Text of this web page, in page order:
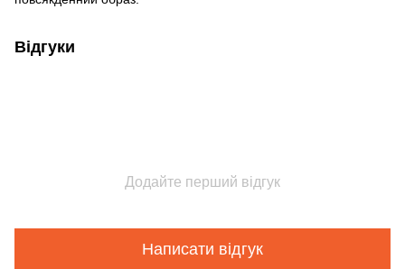
Відгуки
Додайте перший відгук
Написати відгук